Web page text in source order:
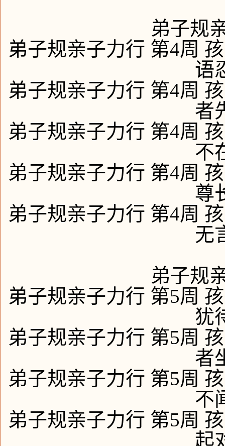
弟子规
弟子规亲子力行 第4周
语
弟子规亲子力行 第4周
者
弟子规亲子力行 第4周
不
弟子规亲子力行 第4周
尊
弟子规亲子力行 第4周
无
弟子规
弟子规亲子力行 第5周
犹
弟子规亲子力行 第5周
者
弟子规亲子力行 第5周
不
弟子规亲子力行 第5周
起